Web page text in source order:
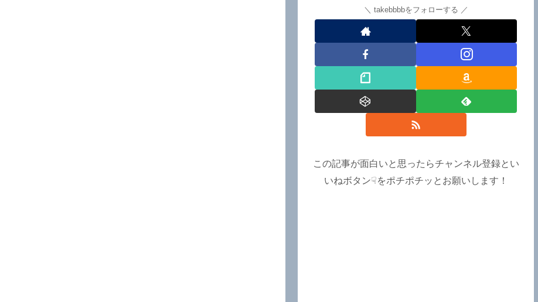
takebbbbをフォローする
この記事が面白いと思ったらチャンネル登録とい
いねボタン☟をポチポチッとお願いします！